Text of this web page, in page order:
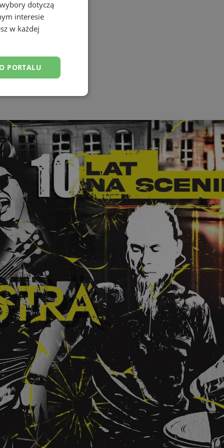
dotyczą
interesie
w każdej
PORTALU
użytkownika i
sesji.
sesji.
sesji.
usługę Cookie-
pliki cookie. Jest
Script.com
dla ich
dotyczące
i
że ich
w przyszłych
zapewniając, że
a ich dane są
witrynę